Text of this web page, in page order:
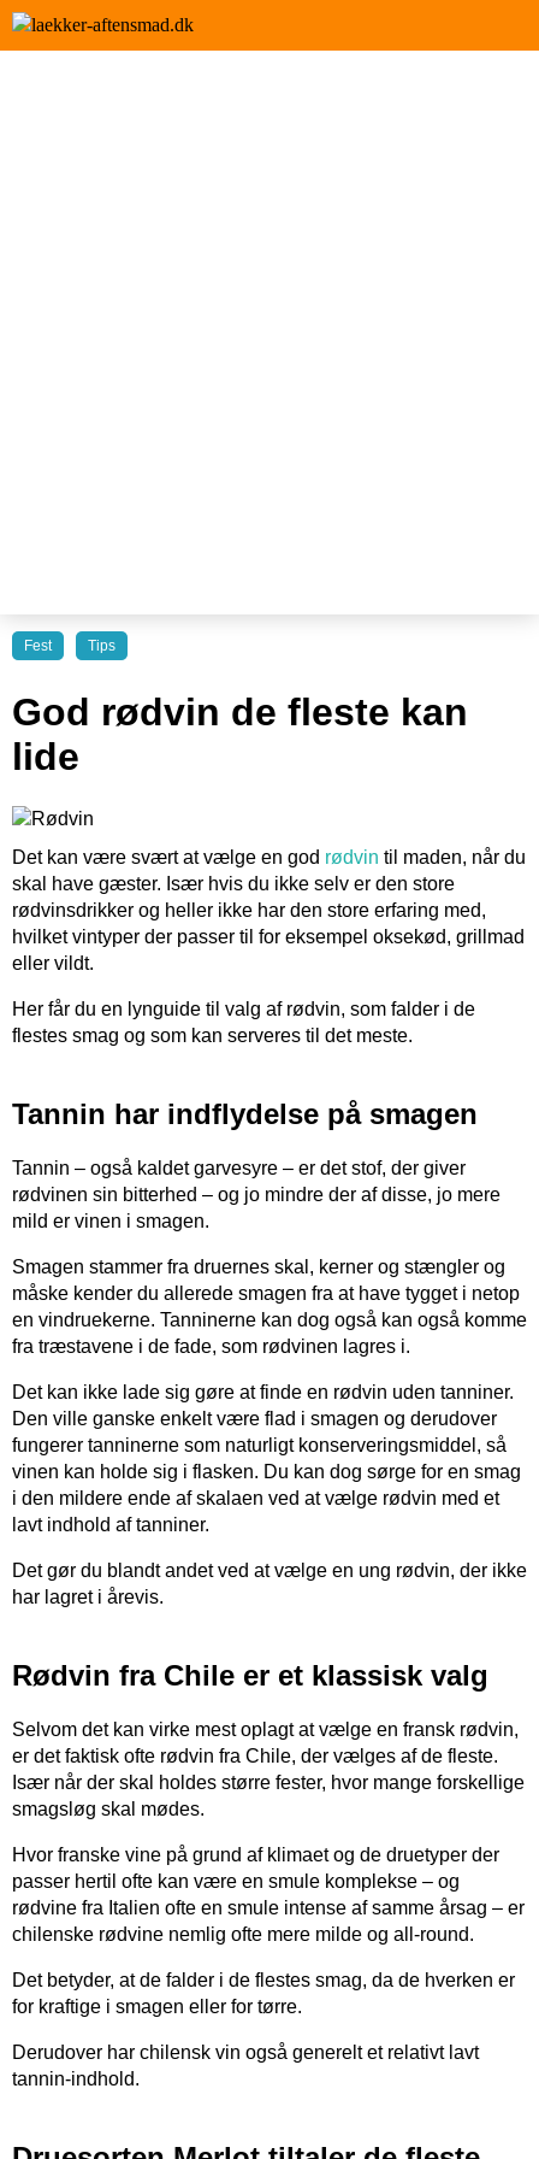
Fest Tips
God rødvin de fleste kan
lide
Det kan være svært at vælge en god rødvin til maden, når du
skal have gæster. Især hvis du ikke selv er den store
rødvinsdrikker og heller ikke har den store erfaring med,
hvilket vintyper der passer til for eksempel oksekød, grillmad
eller vildt.
Her får du en lynguide til valg af rødvin, som falder i de
flestes smag og som kan serveres til det meste.
Tannin har indflydelse på smagen
Tannin – også kaldet garvesyre – er det stof, der giver
rødvinen sin bitterhed – og jo mindre der af disse, jo mere
mild er vinen i smagen.
Smagen stammer fra druernes skal, kerner og stængler og
måske kender du allerede smagen fra at have tygget i netop
en vindruekerne. Tanninerne kan dog også kan også komme
fra træstavene i de fade, som rødvinen lagres i.
Det kan ikke lade sig gøre at finde en rødvin uden tanniner.
Den ville ganske enkelt være flad i smagen og derudover
fungerer tanninerne som naturligt konserveringsmiddel, så
vinen kan holde sig i flasken. Du kan dog sørge for en smag
i den mildere ende af skalaen ved at vælge rødvin med et
lavt indhold af tanniner.
Det gør du blandt andet ved at vælge en ung rødvin, der ikke
har lagret i årevis.
Rødvin fra Chile er et klassisk valg
Selvom det kan virke mest oplagt at vælge en fransk rødvin,
er det faktisk ofte rødvin fra Chile, der vælges af de fleste.
Især når der skal holdes større fester, hvor mange forskellige
smagsløg skal mødes.
Hvor franske vine på grund af klimaet og de druetyper der
passer hertil ofte kan være en smule komplekse – og
rødvine fra Italien ofte en smule intense af samme årsag – er
chilenske rødvine nemlig ofte mere milde og all-round.
Det betyder, at de falder i de flestes smag, da de hverken er
for kraftige i smagen eller for tørre.
Derudover har chilensk vin også generelt et relativt lavt
tannin-indhold.